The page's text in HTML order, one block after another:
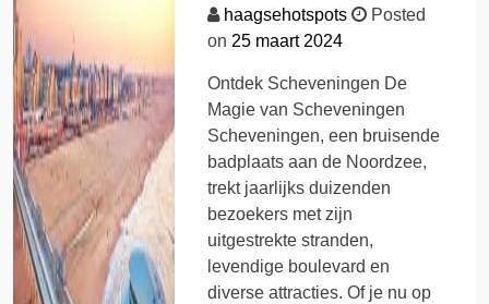
haagsehotspots
Posted
on25 maart 2024
Ontdek Scheveningen De
Magie van Scheveningen
Scheveningen, een bruisende
badplaats aan de Noordzee,
trekt jaarlijks duizenden
bezoekers met zijn
uitgestrekte stranden,
levendige boulevard en
diverse attracties. Of je nu op